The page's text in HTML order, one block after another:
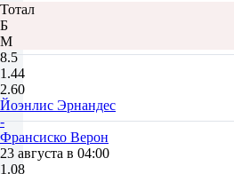
Тотал
Б
М
8.5
1.44
2.60
Йоэнлис Эрнандес
-
Франсиско Верон
23 августа в 04:00
1.08